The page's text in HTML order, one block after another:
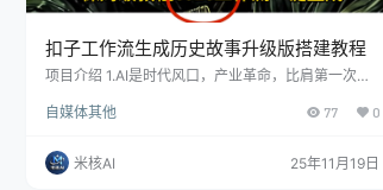
扣子工作流生成历史故事升级版搭建教程
项目介绍 1.AI是时代风口，产业革命，比肩第一次第
次风口，且人类财富将会重新分配，大量新贵将会产
熟，风口主升浪在未来三年发生，财富将会重新分
配，AI将会重塑各行各业，成就很多跟上的人。 3.普
自媒体其他 77 0
米核AI 25年11月19日